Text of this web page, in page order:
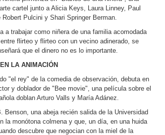
cartel junto a Alicia Keys, Laura Linney, Paul
Pulcini y Shari Springer Berman.
a trabajar como niñera de una familia acomodada
flirteo y flirteo con un vecino adinerado, se
que el dinero no es lo importante.
LA ANIMACIÓN
"el rey" de la comedia de observación, debuta en
y doblador de "Bee movie", una película sobre el
doblan Arturo Valls y María Adánez.
una abeja recién salida de la Universidad
la monótona colmena y que, un día, en una huida
descubre que negocian con la miel de la